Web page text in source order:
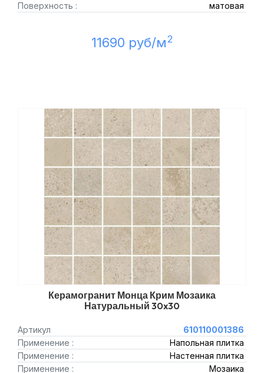
Поверхность :
матовая
11690 руб/м2
Керамогранит Монца Крим Мозаика
Натуральный 30x30
Артикул
610110001386
Применение :
Напольная плитка
Применение :
Настенная плитка
Применение :
Мозаика